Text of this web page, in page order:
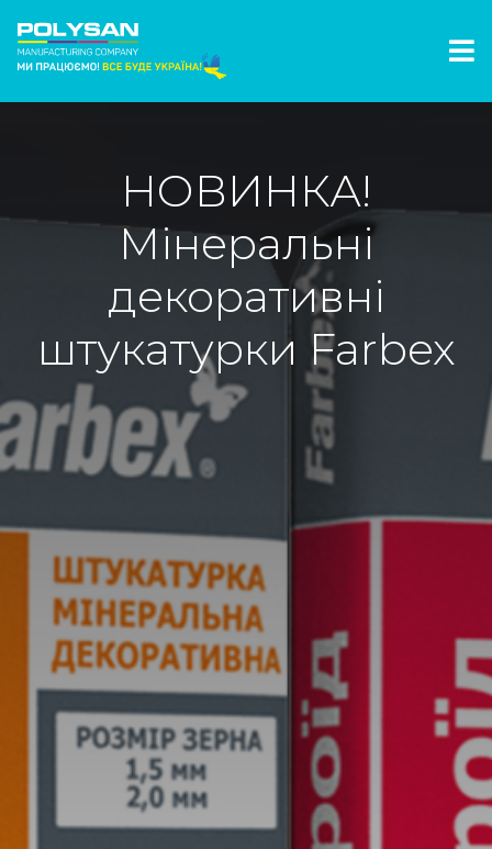
НОВИНКА!
Мінеральні
декоративні
штукатурки Farbex